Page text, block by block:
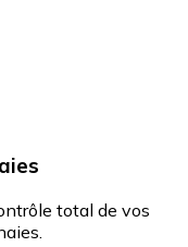
total de vos